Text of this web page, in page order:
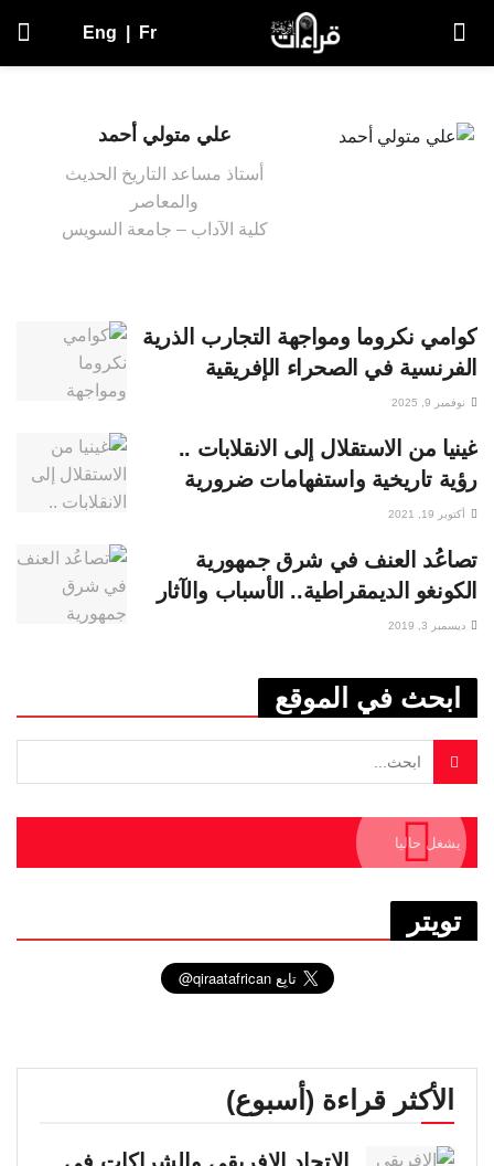
Eng Fr
علي متولي أحمد
أستاذ مساعد التاريخ الحديث
والمعاصر
كلية الآداب – جامعة السويس
كوامي نكروما ومواجهة التجارب الذرية
الفرنسية في الصحراء الإفريقية
نوفمبر 9, 2025
غينيا من الاستقلال إلى الانقلابات ..
رؤية تاريخية واستفهامات ضرورية
أكتوبر 19, 2021
تصاعُد العنف في شرق جمهورية
الكونغو الديمقراطية.. الأسباب والآثار
ديسمبر 3, 2019
ابحث في الموقع
يشغل حاليا
تويتر
الأكثر قراءة (أسبوع)